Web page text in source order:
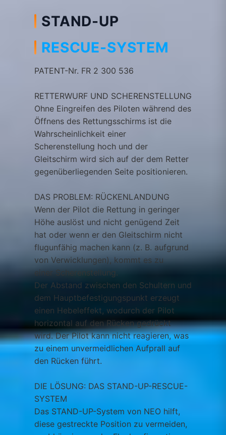
STAND-UP
RESCUE-SYSTEM​
PATENT-Nr. FR 2 300 536
RETTERWURF UND SCHERENSTELLUNG
Ohne Eingreifen des Piloten während des
Öffnens des Rettungsschirms ist die
Wahrscheinlichkeit einer
Scherenstellung hoch und der
Gleitschirm wird sich auf der dem Retter
gegenüberliegenden Seite positionieren.
DAS PROBLEM: RÜCKENLANDUNG
Wenn der Pilot die Rettung in geringer
Höhe auslöst und nicht genügend Zeit
hat oder wenn er den Gleitschirm nicht
flugunfähig machen kann (z. B. aufgrund
von Verwicklungen), kommt es zu
einer Scherenstellung.
Der Abstand zwischen den Schultern und
dem Hauptbefestigungspunkt erzeugt
einen Hebeleffekt, wodurch der Pilot
horizontal auf den Rücken gedrückt
wird. Der Pilot kann nicht reagieren, was
zu einem unvermeidlichen Aufprall auf
den Rücken führt.​
DIE LÖSUNG: DAS STAND-UP-RESCUE-
SYSTEM
Das STAND-UP-System von NEO hilft,
diese gestreckte Position zu vermeiden,